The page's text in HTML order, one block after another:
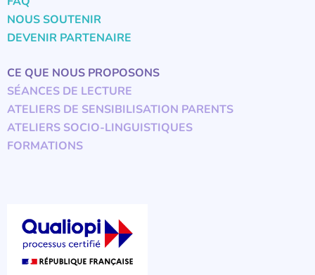
NOUS SOUTENIR
DEVENIR PARTENAIRE
CE QUE NOUS PROPOSONS
SÉANCES DE LECTURE
ATELIERS DE SENSIBILISATION PARENTS
ATELIERS SOCIO-LINGUISTIQUES
FORMATIONS